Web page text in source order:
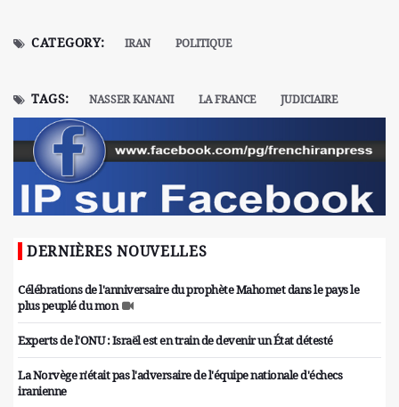
CATEGORY: IRAN POLITIQUE
TAGS: NASSER KANANI LA FRANCE JUDICIAIRE
DERNIÈRES NOUVELLES
Célébrations de l'anniversaire du prophète Mahomet dans le pays le
plus peuplé du mon
Experts de l'ONU : Israël est en train de devenir un État détesté
La Norvège n'était pas l'adversaire de l'équipe nationale d'échecs
iranienne